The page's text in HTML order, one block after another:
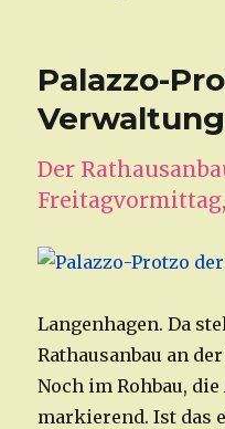
Palazzo-
Verwaltung
Der
Freitagvormittag,
Langenhagen. Da
Rathausanbau an
Noch im Rohbau,
markierend. Ist das